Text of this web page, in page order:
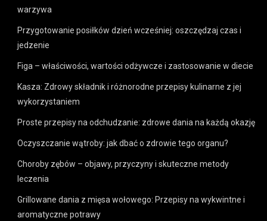
warzywa
Przygotowanie posiłków dzień wcześniej: oszczędzaj czas i
jedzenie
Figa – właściwości, wartości odżywcze i zastosowanie w diecie
Kasza: Zdrowy składnik i różnorodne przepisy kulinarne z jej
wykorzystaniem
Proste przepisy na odchudzanie: zdrowe dania na każdą okazję
Oczyszczanie wątroby: jak dbać o zdrowie tego organu?
Choroby zębów – objawy, przyczyny i skuteczne metody
leczenia
Grillowane dania z mięsa wołowego: Przepisy na wykwintne i
aromatyczne potrawy